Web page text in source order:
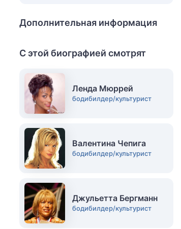
Дополнительная информация
С этой биографией смотрят
Ленда Мюррей
бодибилдер/культурист
Валентина Чепига
бодибилдер/культурист
Джульетта Бергманн
бодибилдер/культурист